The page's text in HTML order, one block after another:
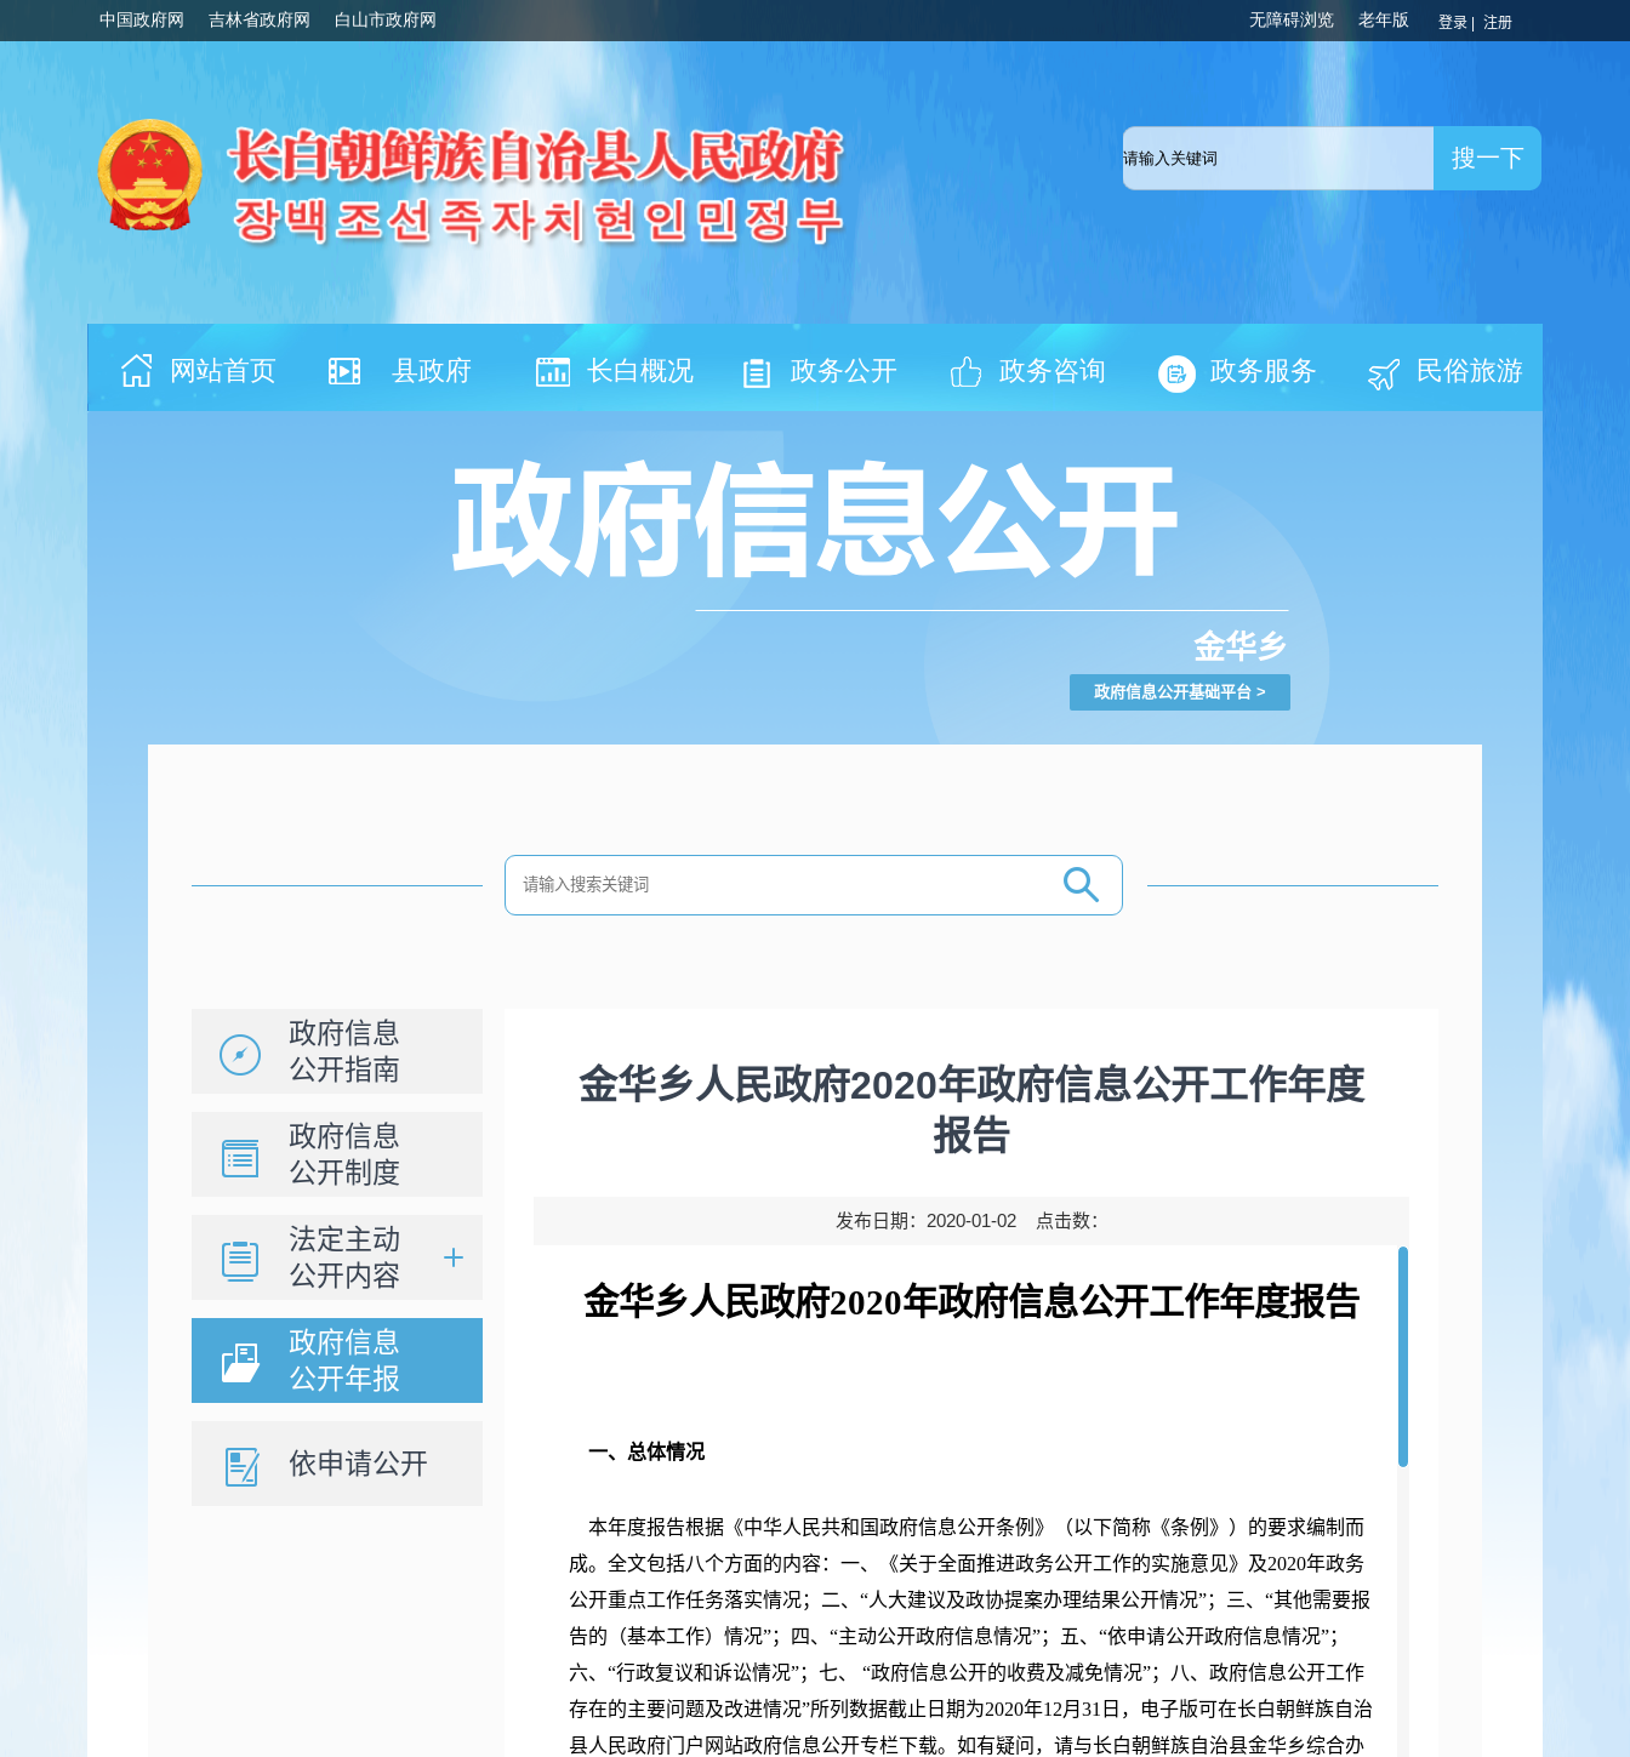
登录 | 注册
金华乡
政府信息公开基础平台 >
政府信息
公开指南
政府信息
公开制度
法定主动
公开内容
政府信息
公开年报
依申请公开
金华乡人民政府2020年政府信息公开工作年度
报告
发布日期：2020-01-02 点击数：
金华乡人民政府2020年政府信息公开工作年度报告
一、总体情况
本年度报告根据《中华人民共和国政府信息公开条例》（以下简称《条例》）的要求编制而
成。全文包括八个方面的内容：一、《关于全面推进政务公开工作的实施意见》及2020年政务
公开重点工作任务落实情况；二、“人大建议及政协提案办理结果公开情况”；三、“其他需要报
告的（基本工作）情况”；四、“主动公开政府信息情况”；五、“依申请公开政府信息情况”；
六、“行政复议和诉讼情况”；七、 “政府信息公开的收费及减免情况”；八、政府信息公开工作
存在的主要问题及改进情况”所列数据截止日期为2020年12月 31 日，电子版可在长白朝鲜族自治
县人民政府门户网站政府信息公开专栏下载。如有疑问，请与长白朝鲜族自治县金华乡综合办